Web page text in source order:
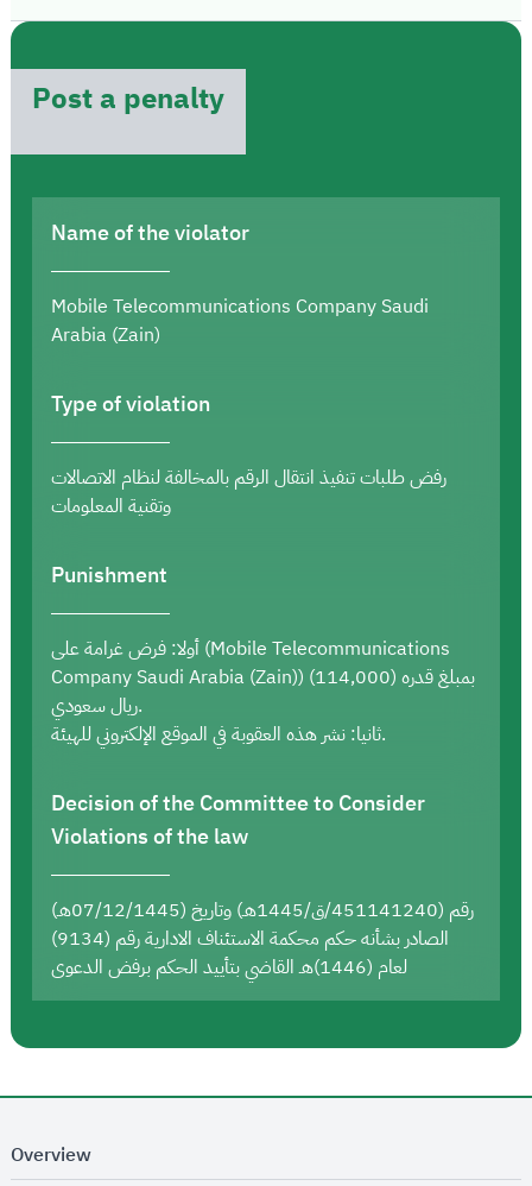
Post a penalty
Name of the violator
Mobile Telecommunications Company Saudi
Arabia (Zain)
Type of violation
رفض طلبات تنفيذ انتقال الرقم بالمخالفة لنظام الاتصالات
وتقنية المعلومات
Punishment
أولا: فرض غرامة على (Mobile Telecommunications
Company Saudi Arabia (Zain)) بمبلغ قدره (114,000)
ريال سعودي.
ثانيا: نشر هذه العقوبة في الموقع الإلكتروني للهيئة.
Decision of the Committee to Consider
Violations of the law
رقم (451141240/ق/1445هـ) وتاريخ (07/12/1445هـ)
الصادر بشأنه حكم محكمة الاستئناف الادارية رقم (9134)
لعام (1446)هـ القاضي بتأييد الحكم برفض الدعوى
Overview